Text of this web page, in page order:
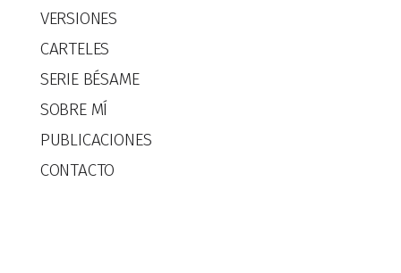
VERSIONES
CARTELES
SERIE BÉSAME
SOBRE MÍ
PUBLICACIONES
CONTACTO